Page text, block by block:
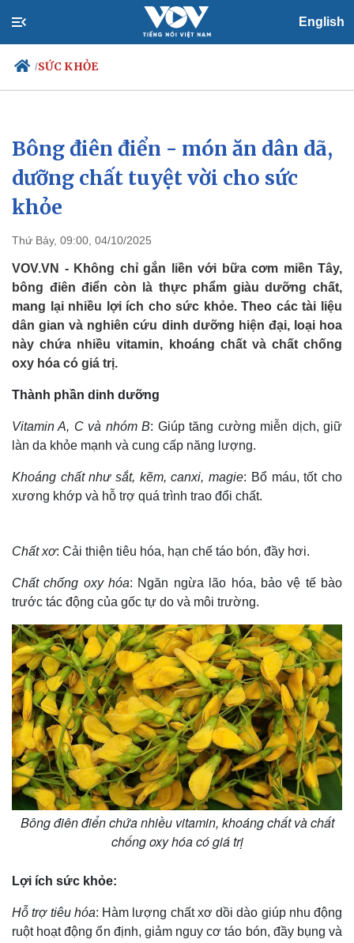
English
/SỨC KHỎE
Chính trị
Đảng
Tổ chức nhân sự
Quốc hội
Xã hội
Tin 24h
Dự báo thời tiết
Bông điên điển - món ăn dân dã,
dưỡng chất tuyệt vời cho sức
khỏe
Thứ Bảy, 09:00, 04/10/2025
VOV.VN - Không chỉ gắn liền với bữa cơm miền Tây,
bông điên điển còn là thực phẩm giàu dưỡng chất,
mang lại nhiều lợi ích cho sức khỏe. Theo các tài liệu
dân gian và nghiên cứu dinh dưỡng hiện đại, loại hoa
này chứa nhiều vitamin, khoáng chất và chất chống
oxy hóa có giá trị.
Thành phần dinh dưỡng
Vitamin A, C và nhóm B: Giúp tăng cường miễn dịch, giữ
làn da khỏe mạnh và cung cấp năng lượng.
Khoáng chất như sắt, kẽm, canxi, magie: Bổ máu, tốt cho
xương khớp và hỗ trợ quá trình trao đổi chất.
Chất xơ: Cải thiện tiêu hóa, hạn chế táo bón, đầy hơi.
Chất chống oxy hóa: Ngăn ngừa lão hóa, bảo vệ tế bào
trước tác động của gốc tự do và môi trường.
Bông điên điển chứa nhiều vitamin, khoáng chất và chất
chống oxy hóa có giá trị
Lợi ích sức khỏe:
Hỗ trợ tiêu hóa: Hàm lượng chất xơ dồi dào giúp nhu động
ruột hoạt động ổn định, giảm nguy cơ táo bón, đầy bụng và